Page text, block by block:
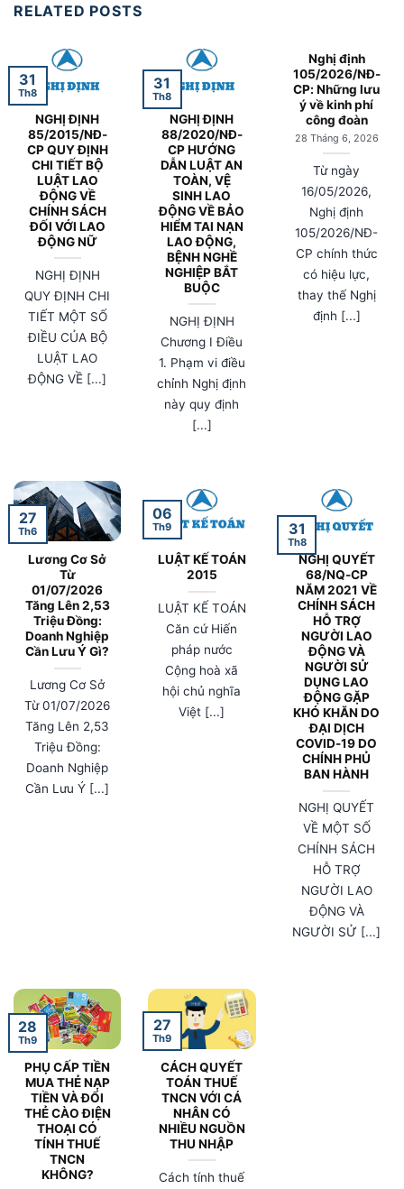
RELATED POSTS
NGHỊ ĐỊNH
85/2015/NĐ-
CP QUY ĐỊNH
CHI TIẾT BỘ
LUẬT LAO
ĐỘNG VỀ
CHÍNH SÁCH
ĐỐI VỚI LAO
ĐỘNG NỮ
NGHỊ ĐỊNH
QUY ĐỊNH CHI
TIẾT MỘT SỐ
ĐIỀU CỦA BỘ
LUẬT LAO
ĐỘNG VỀ [...]
31
Th8
NGHỊ ĐỊNH
88/2020/NĐ-
CP HƯỚNG
DẪN LUẬT AN
TOÀN, VỆ
SINH LAO
ĐỘNG VỀ BẢO
HIỂM TAI NẠN
LAO ĐỘNG,
BỆNH NGHỀ
NGHIỆP BẮT
BUỘC
NGHỊ ĐỊNH
Chương I Điều
1. Phạm vi điều
chỉnh Nghị định
này quy định
[...]
31
Th8
Nghị định
105/2026/NĐ-
CP: Những lưu
ý về kinh phí
công đoàn
28 Tháng 6, 2026
Từ ngày
16/05/2026,
Nghị định
105/2026/NĐ-
CP chính thức
có hiệu lực,
thay thế Nghị
định [...]
Lương Cơ Sở
Từ
01/07/2026
Tăng Lên 2,53
Triệu Đồng:
Doanh Nghiệp
Cần Lưu Ý Gì?
Lương Cơ Sở
Từ 01/07/2026
Tăng Lên 2,53
Triệu Đồng:
Doanh Nghiệp
Cần Lưu Ý [...]
27
Th6
LUẬT KẾ TOÁN
2015
LUẬT KẾ TOÁN
Căn cứ Hiến
pháp nước
Cộng hoà xã
hội chủ nghĩa
Việt [...]
06
Th9
NGHỊ QUYẾT
68/NQ-CP
NĂM 2021 VỀ
CHÍNH SÁCH
HỖ TRỢ
NGƯỜI LAO
ĐỘNG VÀ
NGƯỜI SỬ
DỤNG LAO
ĐỘNG GẶP
KHÓ KHĂN DO
ĐẠI DỊCH
COVID-19 DO
CHÍNH PHỦ
BAN HÀNH
NGHỊ QUYẾT
VỀ MỘT SỐ
CHÍNH SÁCH
HỖ TRỢ
NGƯỜI LAO
ĐỘNG VÀ
NGƯỜI SỬ [...]
31
Th8
PHỤ CẤP TIỀN
MUA THẺ NẠP
TIỀN VÀ ĐỔI
THẺ CÀO ĐIỆN
THOẠI CÓ
TÍNH THUẾ
TNCN
KHÔNG?
28
Th9
CÁCH QUYẾT
TOÁN THUẾ
TNCN VỚI CÁ
NHÂN CÓ
NHIỀU NGUỒN
THU NHẬP
Cách tính thuế
27
Th9